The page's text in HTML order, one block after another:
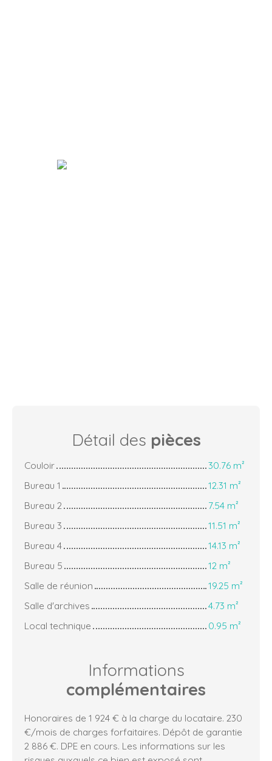
Détail des pièces
Couloir
30.76 m²
Bureau 1
12.31 m²
Bureau 2
7.54 m²
Bureau 3
11.51 m²
Bureau 4
14.13 m²
Bureau 5
12 m²
Salle de réunion
19.25 m²
Salle d'archives
4.73 m²
Local technique
0.95 m²
Informations
complémentaires
Honoraires de 1 924 € à la charge du locataire. 230
€/mois de charges forfaitaires. Dépôt de garantie
2 886 €. DPE en cours. Les informations sur les